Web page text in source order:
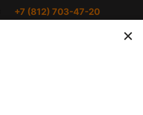
+7 (812) 703-47-20
×